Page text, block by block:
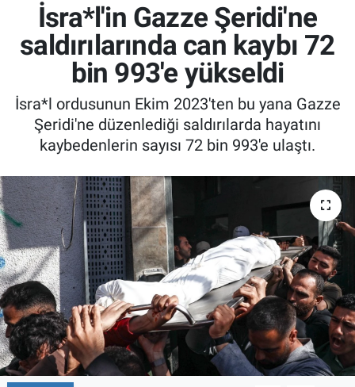
İsra*l'in Gazze Şeridi'ne
saldırılarında can kaybı 72
bin 993'e yükseldi
İsra*l ordusunun Ekim 2023'ten bu yana Gazze
Şeridi'ne düzenlediği saldırılarda hayatını
kaybedenlerin sayısı 72 bin 993'e ulaştı.